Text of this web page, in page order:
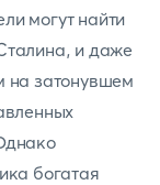
могут найти
и даже
на затонувшем
богатая